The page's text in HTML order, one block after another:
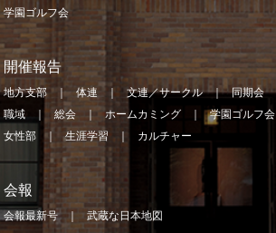
学園ゴルフ会
開催報告
地方支部 体連 文連／サークル 同期会
職域
総会 ホームカミング 学園ゴルフ会
女性部
生涯学習 カルチャー
会報
会報最新号 武蔵な日本地図